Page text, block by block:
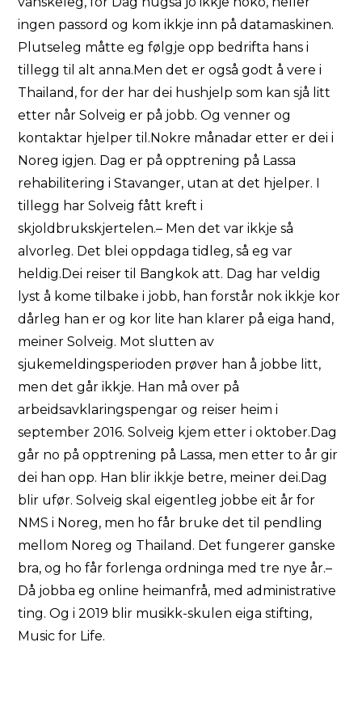
ingen passord og kom ikkje inn på datamaskinen.
Plutseleg måtte eg følgje opp bedrifta hans i
tillegg til alt anna.Men det er også godt å vere i
Thailand, for der har dei hushjelp som kan sjå litt
etter når Solveig er på jobb. Og venner og
kontaktar hjelper til.Nokre månadar etter er dei i
Noreg igjen. Dag er på opptrening på Lassa
rehabilitering i Stavanger, utan at det hjelper. I
tillegg har Solveig fått kreft i
skjoldbrukskjertelen.– Men det var ikkje så
alvorleg. Det blei oppdaga tidleg, så eg var
heldig.Dei reiser til Bangkok att. Dag har veldig
lyst å kome tilbake i jobb, han forstår nok ikkje kor
dårleg han er og kor lite han klarer på eiga hand,
meiner Solveig. Mot slutten av
sjukemeldingsperioden prøver han å jobbe litt,
men det går ikkje. Han må over på
arbeidsavklaringspengar og reiser heim i
september 2016. Solveig kjem etter i oktober.Dag
går no på opptrening på Lassa, men etter to år gir
dei han opp. Han blir ikkje betre, meiner dei.Dag
blir ufør. Solveig skal eigentleg jobbe eit år for
NMS i Noreg, men ho får bruke det til pendling
mellom Noreg og Thailand. Det fungerer ganske
bra, og ho får forlenga ordninga med tre nye år.–
Då jobba eg online heimanfrå, med administrative
ting. Og i 2019 blir musikk-skulen eiga stifting,
Music for Life.